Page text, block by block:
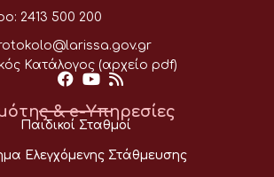
2413 500 200
Κατάλογος (αρχείο pdf)
& e-Υπηρεσίες
Παιδικοί Σταθμοί
Ελεγχόμενης Στάθμευσης